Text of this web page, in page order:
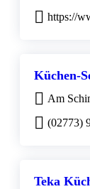
https://
Küchen-
Am
(02773)
Teka